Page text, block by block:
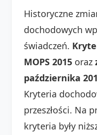
Historyczne
dochodowych
świadczeń.
MOPS 2015 oraz
października
Kryteria
przeszłości. Na
kryteria były